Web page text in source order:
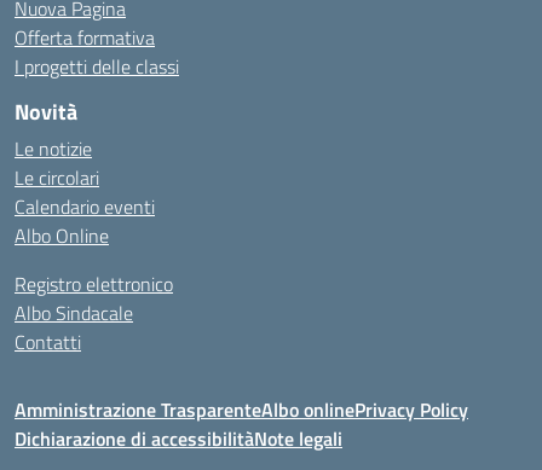
Nuova Pagina
Offerta formativa
I progetti delle classi
Novità
Le notizie
Le circolari
Calendario eventi
Albo Online
Registro elettronico
Albo Sindacale
Contatti
Amministrazione TrasparenteAlbo onlinePrivacy Policy
Dichiarazione di accessibilitàNote legali